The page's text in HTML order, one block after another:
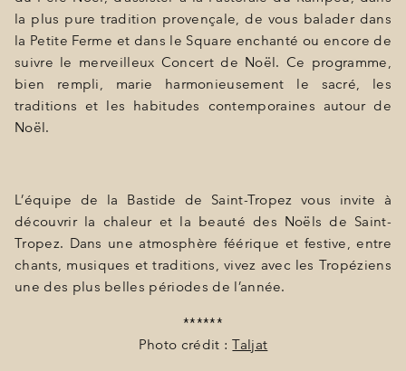
la plus pure tradition provençale, de vous balader dans
la Petite Ferme et dans le Square enchanté ou encore de
suivre le merveilleux Concert de Noël. Ce programme,
bien rempli, marie harmonieusement le sacré, les
traditions et les habitudes contemporaines autour de
Noël.
L’équipe de la Bastide de Saint-Tropez vous invite à
découvrir la chaleur et la beauté des Noëls de Saint-
Tropez. Dans une atmosphère féérique et festive, entre
chants, musiques et traditions, vivez avec les Tropéziens
une des plus belles périodes de l’année.
******
Photo crédit :Taljat